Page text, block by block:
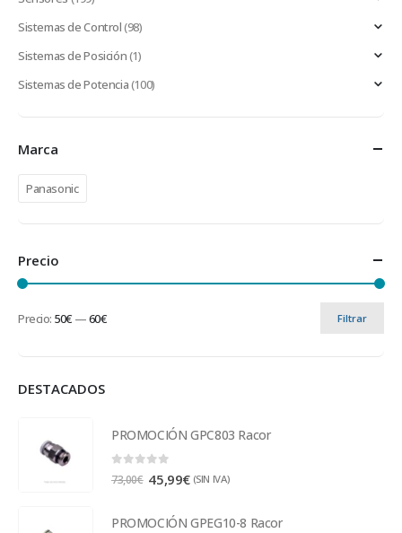
Sistemas de Control(98)
Sistemas de Posición(1)
Sistemas de Potencia(100)
Marca
Panasonic
Precio
Filtrar
Precio: 50€ —60€
DESTACADOS
PROMOCIÓN GPC803 Racor
0out of 5
73,00€ 45,99€ (SIN IVA)
PROMOCIÓN GPEG10-8 Racor